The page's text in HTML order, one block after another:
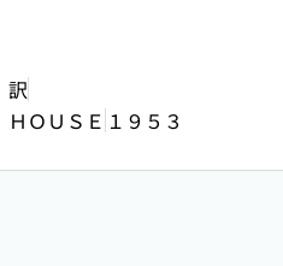
訳
ＯＵＳＥ １９５３